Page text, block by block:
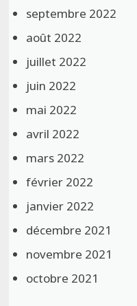
septembre 2022
août 2022
juillet 2022
juin 2022
mai 2022
avril 2022
mars 2022
février 2022
janvier 2022
décembre 2021
novembre 2021
octobre 2021